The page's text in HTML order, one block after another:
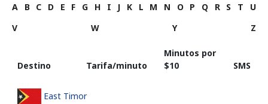
A B C D E F G H I J K L M N O P Q R S T
U
V
W Y Z
Destino Tarifa/minuto
Minutos por
⁦$10⁩
SMS
East Timor